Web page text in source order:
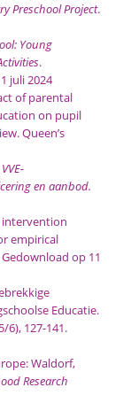
Preschool Project.
Young
.
juli 2024
of parental
on pupil
Queen’s
VVE-
en aanbod.
intervention
empirical
Gedownload op 11
Educatie.
6), 127-141.
Waldorf,
Research